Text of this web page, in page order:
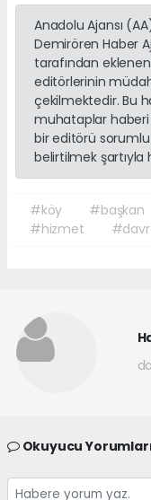
Anadolu Ajansı
Demirören Haber
tarafından
editörlerinin
çekilmektedir. Bu
muhataplar
bir editörü
belirtilmek şartıyla
#köy #başkan
#hizmet
Okuyucu